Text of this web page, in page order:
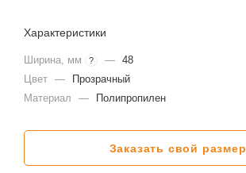
Характеристики
Ширина, мм ? — 48
Цвет —
Прозрачный
Материал
— Полипропилен
Заказать свой размер